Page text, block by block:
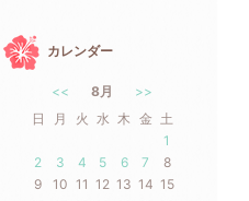
カレンダー
<< 8月
>>
日
月 火 水 木 金 土
1
2
3 4 5 6 7
8
9
10 11 12 13 14 15